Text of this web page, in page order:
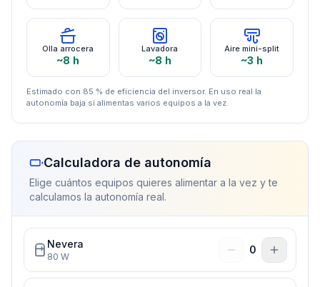
Olla arrocera
~8 h
Lavadora
~8 h
Aire mini-split
~3 h
Estimado con 85 % de eficiencia del inversor. En uso real la
autonomía baja si alimentas varios equipos a la vez.
Calculadora de autonomía
Elige cuántos equipos quieres alimentar a la vez y te
calculamos la autonomía real.
Nevera
80 W
0